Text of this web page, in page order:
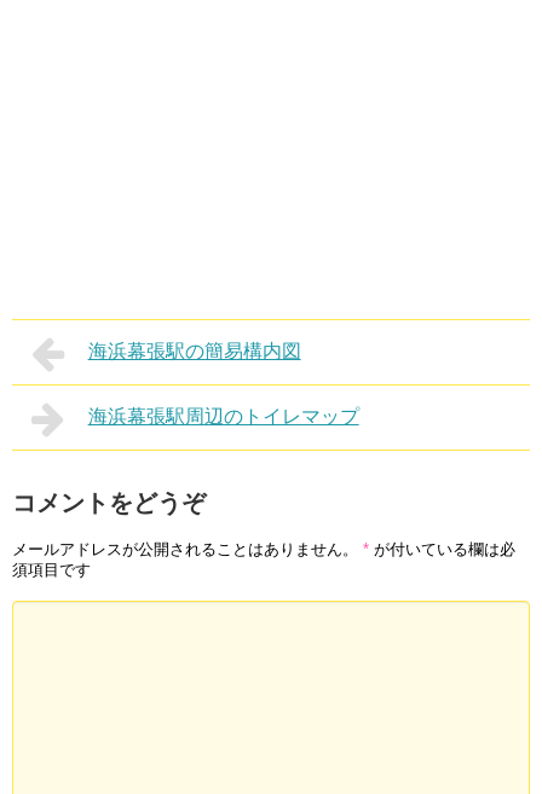
海浜幕張駅の簡易構内図
海浜幕張駅周辺のトイレマップ
コメントをどうぞ
メールアドレスが公開されることはありません。 * が付いている欄は必
須項目です